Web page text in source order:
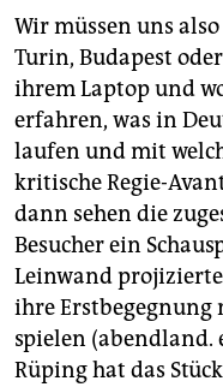
Wir müssen uns
Turin, Budapest
ihrem Laptop und
erfahren, was in
laufen und mit
kritische Regie-
dann sehen die
Besucher ein
Leinwand
ihre Erstbegegnung
spielen (abendland.
Rüping hat das